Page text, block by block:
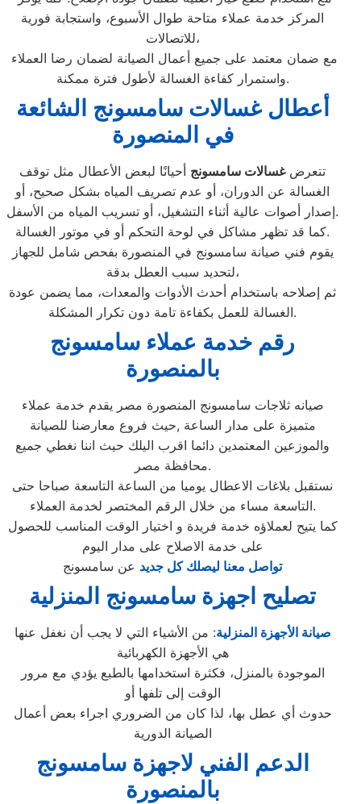
المركز خدمة عملاء متاحة طوال الأسبوع، واستجابة فورية
للاتصالات،
واستمرار كفاءة الغسالة لأطول فترة ممكنة.
أعطال غسالات سامسونج الشائعة
في المنصورة
تتعرضغسالات سامسونج أحيانًا لبعض الأعطال مثل توقف
الغسالة عن الدوران، أو عدم تصريف المياه بشكل صحيح، أو
إصدار أصوات عالية أثناء التشغيل، أو تسريب المياه من الأسفل.
كما قد تظهر مشاكل في لوحة التحكم أو في موتور الغسالة.
يقوم فني صيانة سامسونج في المنصورة بفحص شامل للجهاز
لتحديد سبب العطل بدقة،
ثم إصلاحه باستخدام أحدث الأدوات والمعدات، مما يضمن عودة
الغسالة للعمل بكفاءة تامة دون تكرار المشكلة.
رقم خدمة عملاء سامسونج
بالمنصورة
صيانه ثلاجات سامسونج المنصورة مصر يقدم خدمة عملاء
متميزة على مدار الساعة ,حيث فروع معارضنا للصيانة
والموزعين المعتمدين دائما اقرب اليلك حيث اننا نغطي جميع
محافظة مصر.
نستقبل بلاغات الاعطال يوميا من الساعة التاسعة صباحا حتى
التاسعة مساء من خلال الرقم المختصر لخدمة العملاء.
كما يتيح لعملاؤه خدمة فريدة و اختيار الوقت المناسب للحصول
على خدمة الاصلاح على مدار اليوم
تواصل معنا ليصلك كل جديد عن سامسونج
تصليح اجهزة سامسونج المنزلية
صيانة الأجهزة المنزلية: من الأشياء التي لا يجب أن نغفل عنها
هي الأجهزة الكهربائية
الموجودة بالمنزل، فكثرة استخدامها بالطبع يؤدي مع مرور
الوقت إلى تلفها أو
حدوث أي عطل بها، لذا كان من الضروري اجراء بعض أعمال
الصيانة الدورية
الدعم الفني لاجهزة سامسونج
بالمنصورة